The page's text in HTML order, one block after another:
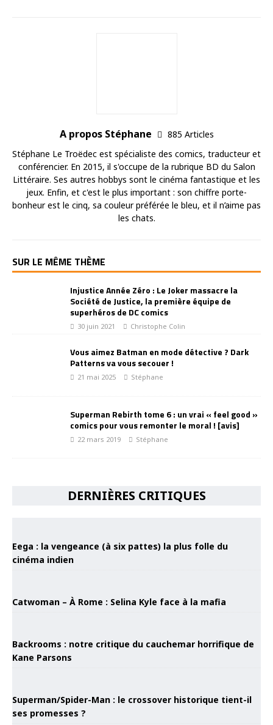
A propos Stéphane
885 Articles
Stéphane Le Troëdec est spécialiste des comics, traducteur et
conférencier. En 2015, il s'occupe de la rubrique BD du Salon
Littéraire. Ses autres hobbys sont le cinéma fantastique et les
jeux. Enfin, et c'est le plus important : son chiffre porte-
bonheur est le cinq, sa couleur préférée le bleu, et il n’aime pas
les chats.
SUR LE MÊME THÈME
Injustice Année Zéro : Le Joker massacre la
Société de Justice, la première équipe de
superhéros de DC comics
30 juin 2021 Christophe Colin
Vous aimez Batman en mode détective ? Dark
Patterns va vous secouer !
21 mai 2025 Stéphane
Superman Rebirth tome 6 : un vrai « feel good »
comics pour vous remonter le moral ! [avis]
22 mars 2019 Stéphane
DERNIÈRES CRITIQUES
Eega : la vengeance (à six pattes) la plus folle du
cinéma indien
Catwoman – À Rome : Selina Kyle face à la mafia
Backrooms : notre critique du cauchemar horrifique de
Kane Parsons
Superman/Spider-Man : le crossover historique tient-il
ses promesses ?